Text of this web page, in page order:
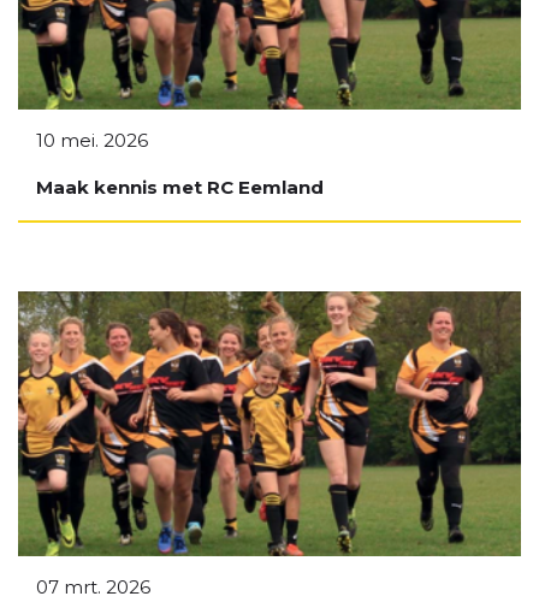
10 mei. 2026
Maak kennis met RC Eemland
07 mrt. 2026